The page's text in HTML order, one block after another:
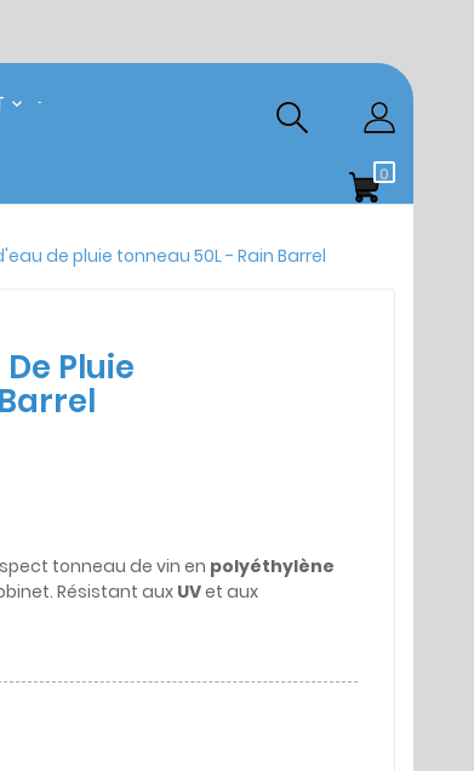
0
de pluie tonneau 50L - Rain Barrel
Pluie
tonneau de vin en polyéthylène
Résistant auxUVet aux